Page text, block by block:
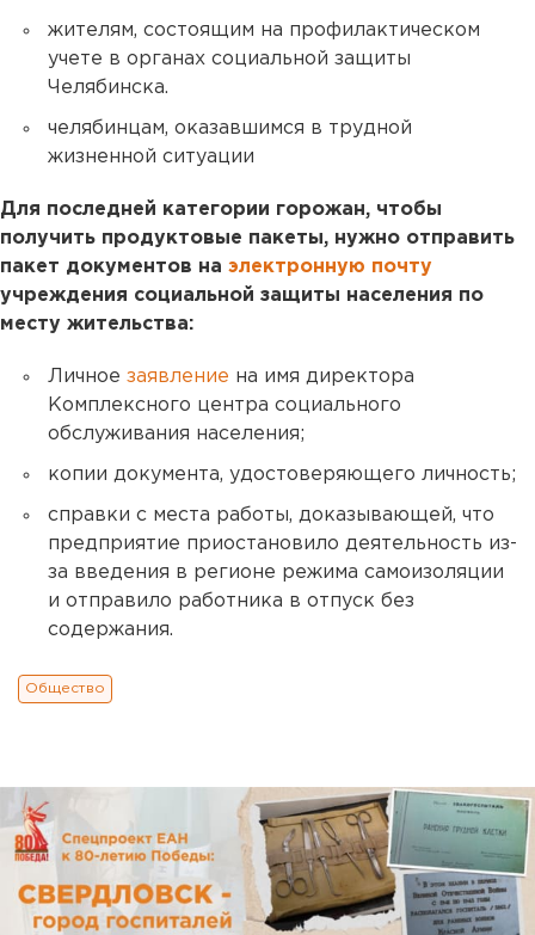
жителям, состоящим на профилактическом
учете в органах социальной защиты
Челябинска.
челябинцам, оказавшимся в трудной
жизненной ситуации
Для последней категории горожан, чтобы
получить продуктовые пакеты, нужно отправить
пакет документов на электронную почту
учреждения социальной защиты населения по
месту жительства:
Личное заявление на имя директора
Комплексного центра социального
обслуживания населения;
копии документа, удостоверяющего личность;
справки с места работы, доказывающей, что
предприятие приостановило деятельность из-
за введения в регионе режима самоизоляции
и отправило работника в отпуск без
содержания.
Общество